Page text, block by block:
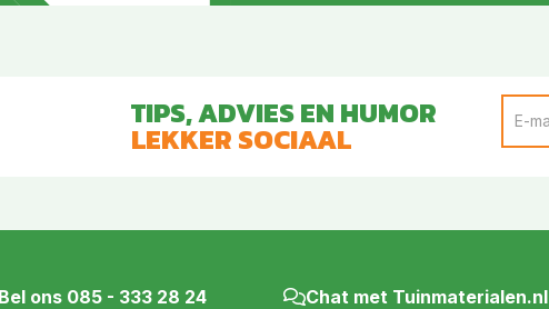
TIPS, ADVIES EN HUMOR
LEKKER SOCIAAL
Bel ons 085 - 333 28 24 Chat met Tuinmaterialen.nl